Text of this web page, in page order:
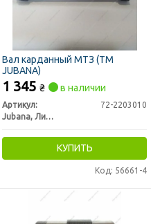
Вал карданный МТЗ (ТМ
JUBANA)
1 345 ₴ в наличии
Артикул:
72-2203010
Jubana, Литва
КУПИТЬ
Код: 56661-4